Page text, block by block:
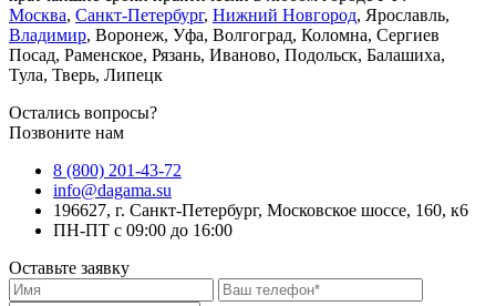
Москва, Санкт-Петербург, Нижний Новгород, Ярославль,
Владимир, Воронеж, Уфа, Волгоград, Коломна, Сергиев
Посад, Раменское, Рязань, Иваново, Подольск, Балашиха,
Тула, Тверь, Липецк
Остались вопросы?
Позвоните нам
8 (800) 201-43-72
info@dagama.su
196627, г. Санкт-Петербург, Московское шоссе, 160, к6
ПН-ПТ с 09:00 до 16:00
Оставьте заявку